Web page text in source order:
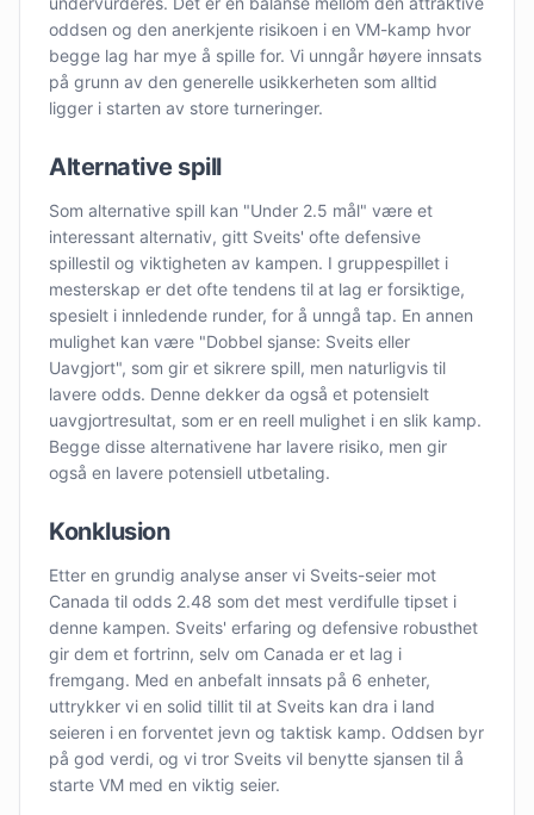
oddsen og den anerkjente risikoen i en VM-kamp hvor
begge lag har mye å spille for. Vi unngår høyere innsats
på grunn av den generelle usikkerheten som alltid
ligger i starten av store turneringer.
Alternative spill
Som alternative spill kan "Under 2.5 mål" være et
interessant alternativ, gitt Sveits' ofte defensive
spillestil og viktigheten av kampen. I gruppespillet i
mesterskap er det ofte tendens til at lag er forsiktige,
spesielt i innledende runder, for å unngå tap. En annen
mulighet kan være "Dobbel sjanse: Sveits eller
Uavgjort", som gir et sikrere spill, men naturligvis til
lavere odds. Denne dekker da også et potensielt
uavgjortresultat, som er en reell mulighet i en slik kamp.
Begge disse alternativene har lavere risiko, men gir
også en lavere potensiell utbetaling.
Konklusion
Etter en grundig analyse anser vi Sveits-seier mot
Canada til odds 2.48 som det mest verdifulle tipset i
denne kampen. Sveits' erfaring og defensive robusthet
gir dem et fortrinn, selv om Canada er et lag i
fremgang. Med en anbefalt innsats på 6 enheter,
uttrykker vi en solid tillit til at Sveits kan dra i land
seieren i en forventet jevn og taktisk kamp. Oddsen byr
på god verdi, og vi tror Sveits vil benytte sjansen til å
starte VM med en viktig seier.